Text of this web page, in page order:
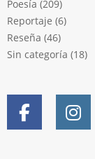
Poesía (209)
Reportaje (6)
Reseña (46)
Sin categoría (18)